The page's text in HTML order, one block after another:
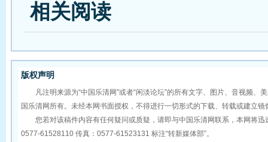
相关阅读
版权声明
凡注明来源为“中国乐清网”或者“闲淡论坛”的所有文字、图片、音视频、
国乐清网所有。未经本网书面授权，不得进行一切形式的下载、转载或建立镜
您若对该稿件内容有任何疑问或质疑，请即与中国乐清网联系，本网将迅
0577-61528110 传真：0577-61523131 标注“转新媒体部”。